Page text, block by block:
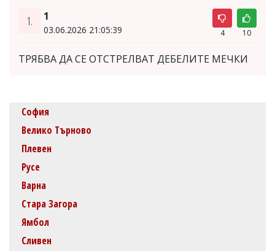
1. 1
03.06.2026 21:05:39 4 10
ТРЯБВА ДА СЕ ОТСТРЕЛВАТ ДЕБЕЛИТЕ МЕЧКИ
София
Велико Търново
Плевен
Русе
Варна
Стара Загора
Ямбол
Сливен